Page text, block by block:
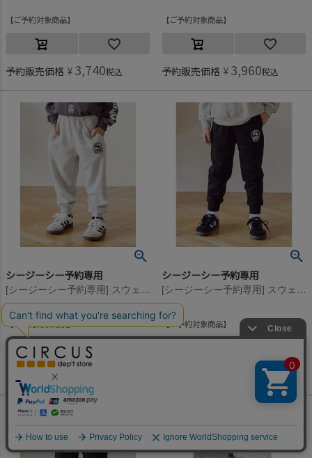
ご予約対象商品
予約販売価格 ¥ 3,740税込
ご予約対象商品
予約販売価格 ¥ 3,960税込
シージーシー予約専用
予約販売価格
シージーシー予約専用
ご予約対象商品
税込
何かお探しですか？